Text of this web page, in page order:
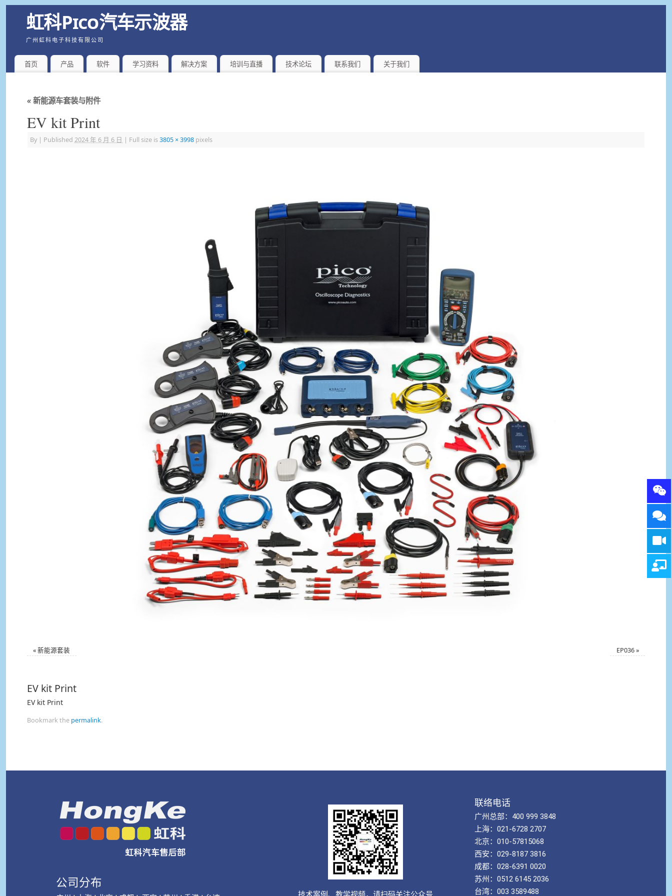
虹科Pico汽车示波器
广州虹科电子科技有限公司
首页 产品 软件 学习资料 解决方案 培训与直播 技术论坛 联系我们 关于我们
«新能源车套装与附件
EV kit Print
By | Published 2024 年 6 月 6 日 | Full size is3805 × 3998 pixels
«新能源套装 EP036»
EV kit Print
EV kit Print
Bookmark the permalink.
公司分布
联络电话
广州总部：400 999 3848
上海：021-6728 2707
北京：010-57815068
西安：029-8187 3816
成都：028-6391 0020
苏州：0512 6145 2036
台湾：003 3589488